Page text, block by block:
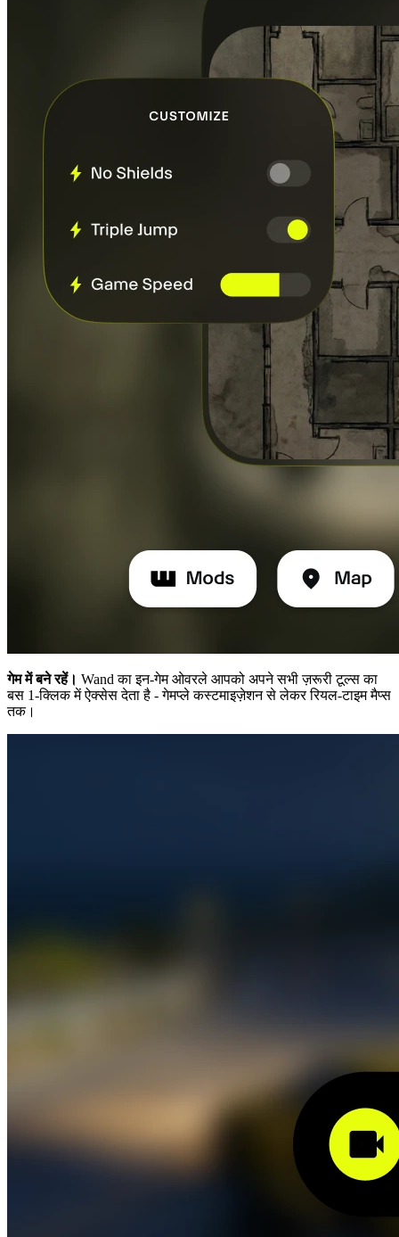
गेम में बने रहें। Wand का इन-गेम ओवरले आपको अपने सभी ज़रूरी टूल्स का
बस 1-क्लिक में ऐक्सेस देता है - गेमप्ले कस्टमाइज़ेशन से लेकर रियल-टाइम मैप्स
तक।